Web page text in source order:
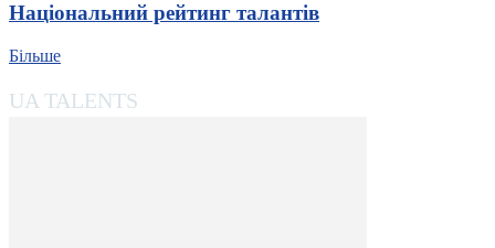
Національний рейтинг талантів
Більше
UA TALENTS